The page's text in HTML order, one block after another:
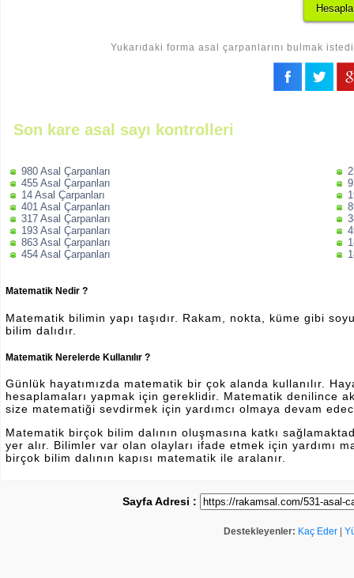
Yukarıdaki forma asal çarpanlarını bulmak
Son kare asal sayı kontrolleri
980 Asal Çarpanları
455 Asal Çarpanları
14 Asal Çarpanları
401 Asal Çarpanları
317 Asal Çarpanları
193 Asal Çarpanları
863 Asal Çarpanları
454 Asal Çarpanları
Matematik Nedir ?
Matematik bilimin yapı taşıdır. Rakam, nokta, küme gibi
bilim dalıdır.
Matematik Nerelerde Kullanılır ?
Günlük hayatımızda matematik bir çok alanda kullanılır.
hesaplamaları yapmak için gereklidir. Matematik denilince
size matematiği sevdirmek için yardımcı olmaya devam
Matematik birçok bilim dalının oluşmasına katkı
yer alır. Bilimler var olan olayları ifade etmek için yardımı
birçok bilim dalının kapısı matematik ile aralanır.
Sayfa Adresi :
Destekleyenler: Kaç Eder